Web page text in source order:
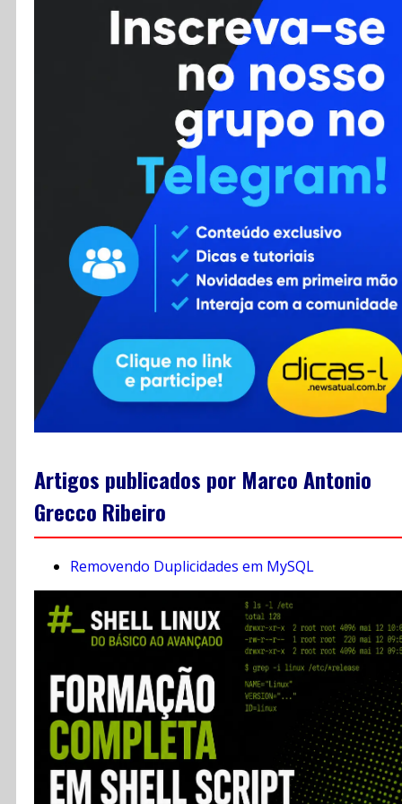
Cursos
Enviar Dica
Contato
RSS
Artigos publicados por Marco Antonio
Grecco Ribeiro
Removendo Duplicidades em MySQL